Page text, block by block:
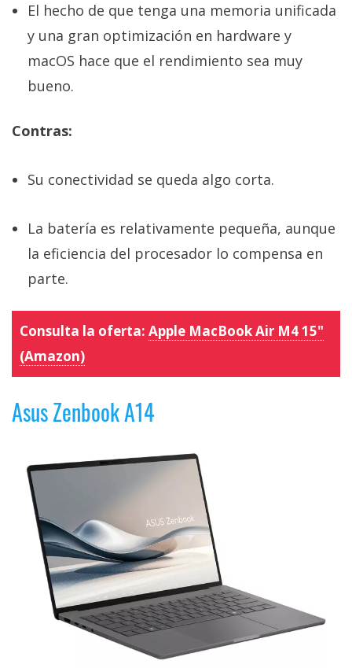
El hecho de que tenga una memoria unificada
y una gran optimización en hardware y
macOS hace que el rendimiento sea muy
bueno.
Contras:
Su conectividad se queda algo corta.
La batería es relativamente pequeña, aunque
la eficiencia del procesador lo compensa en
parte.
Consulta la oferta: Apple MacBook Air M4 15"
(Amazon)
Asus Zenbook A14